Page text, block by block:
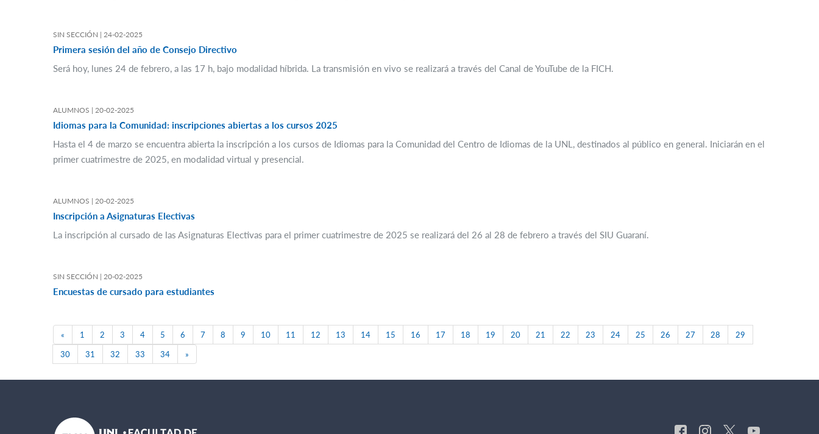
SIN SECCIÓN | 24-02-2025
Primera sesión del año de Consejo Directivo
Será hoy, lunes 24 de febrero, a las 17 h, bajo modalidad híbrida. La transmisión en vivo se realizará a través del Canal de YouTube de la FICH.
ALUMNOS | 20-02-2025
Idiomas para la Comunidad: inscripciones abiertas a los cursos 2025
Hasta el 4 de marzo se encuentra abierta la inscripción a los cursos de Idiomas para la Comunidad del Centro de Idiomas de la UNL, destinados al público en general. Iniciarán en el
primer cuatrimestre de 2025, en modalidad virtual y presencial.
ALUMNOS | 20-02-2025
Inscripción a Asignaturas Electivas
La inscripción al cursado de las Asignaturas Electivas para el primer cuatrimestre de 2025 se realizará del 26 al 28 de febrero a través del SIU Guaraní.
SIN SECCIÓN | 20-02-2025
Encuestas de cursado para estudiantes
« Previous
1 2 3 4 5 6 7 8 9 10 11 12 13 14 15 16 17 18 19 20 21 22 23 24 25 26 27 28
29
30
31 32 33 34 »